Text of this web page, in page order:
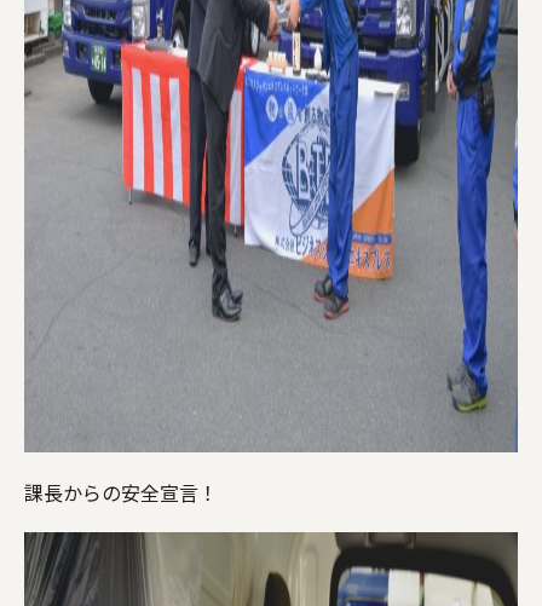
課長からの安全宣言！